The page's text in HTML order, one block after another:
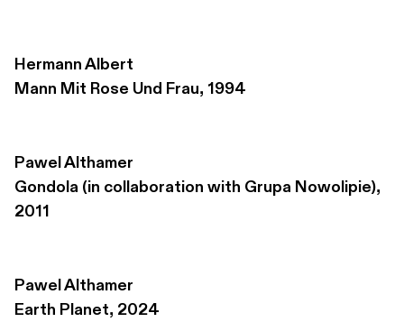
Hermann Albert
Mann Mit Rose Und Frau, 1994
Pawel Althamer
Gondola (in collaboration with Grupa Nowolipie),
2011
Pawel Althamer
Earth Planet, 2024